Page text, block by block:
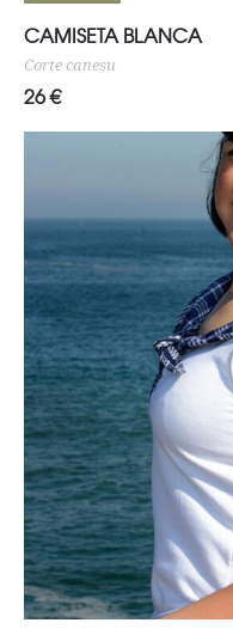
CAMISETA BLANCA
Corte canesu
26€